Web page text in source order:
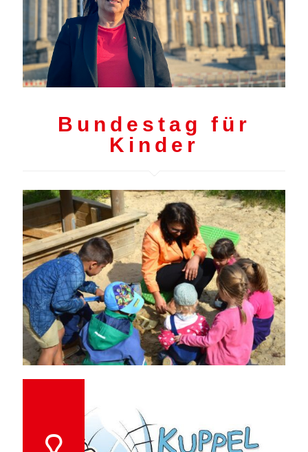
Bundestag für
Kinder